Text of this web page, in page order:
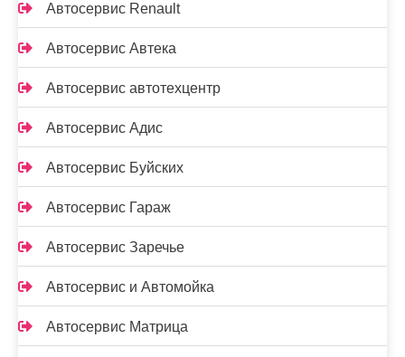
Автосервис Renault
Автосервис Автека
Автосервис автотехцентр
Автосервис Адис
Автосервис Буйских
Автосервис Гараж
Автосервис Заречье
Автосервис и Автомойка
Автосервис Матрица